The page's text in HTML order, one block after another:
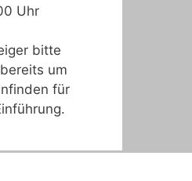
Uhr
bitte
um
für